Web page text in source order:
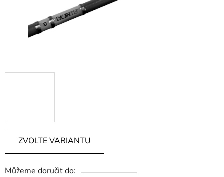
ZVOLTE VARIANTU
Můžeme doručit do: